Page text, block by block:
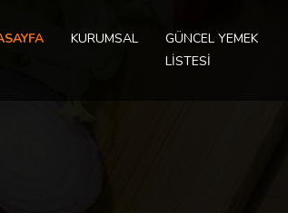
KURUMSAL
GÜNCEL YEMEK
LİSTESİ